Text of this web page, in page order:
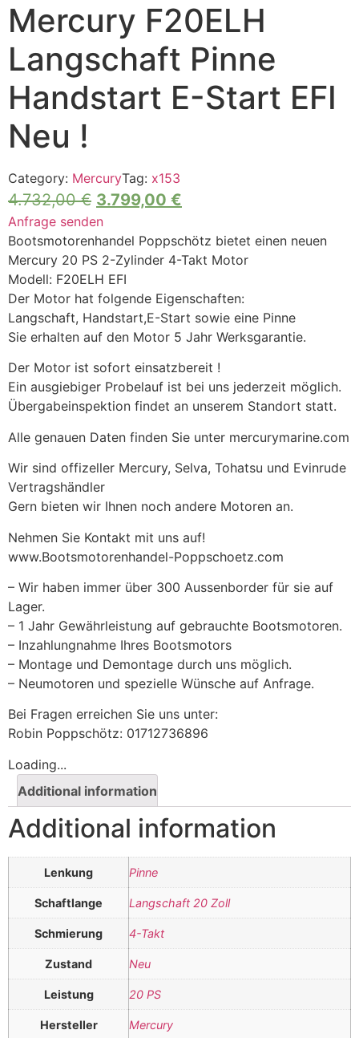
Mercury F20ELH
Langschaft Pinne
Handstart E-Start EFI
Neu !
Category: MercuryTag: x153
4.732,00€ 3.799,00 €
Anfrage senden
Bootsmotorenhandel Poppschötz bietet einen neuen
Mercury 20 PS 2-Zylinder 4-Takt Motor
Modell: F20ELH EFI
Der Motor hat folgende Eigenschaften:
Langschaft, Handstart,E-Start sowie eine Pinne
Sie erhalten auf den Motor 5 Jahr Werksgarantie.
Der Motor ist sofort einsatzbereit !
Ein ausgiebiger Probelauf ist bei uns jederzeit möglich.
Übergabeinspektion findet an unserem Standort statt.
Alle genauen Daten finden Sie unter mercurymarine.com
Wir sind offizeller Mercury, Selva, Tohatsu und Evinrude
Vertragshändler
Gern bieten wir Ihnen noch andere Motoren an.
Nehmen Sie Kontakt mit uns auf!
www.Bootsmotorenhandel-Poppschoetz.com
– Wir haben immer über 300 Aussenborder für sie auf
Lager.
– 1 Jahr Gewährleistung auf gebrauchte Bootsmotoren.
– Inzahlungnahme Ihres Bootsmotors
– Montage und Demontage durch uns möglich.
– Neumotoren und spezielle Wünsche auf Anfrage.
Bei Fragen erreichen Sie uns unter:
Robin Poppschötz: 01712736896
Loading...
Additional information
Additional information
Lenkung Pinne
Schaftlange Langschaft 20 Zoll
Schmierung 4-Takt
Zustand Neu
Leistung 20 PS
Hersteller Mercury